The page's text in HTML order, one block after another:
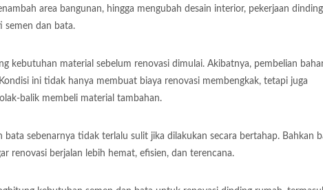
area bangunan, hingga mengubah desain interior, pekerjaan dinding
semen dan bata.
kebutuhan material sebelum renovasi dimulai. Akibatnya, pembelian
ini tidak hanya membuat biaya renovasi membengkak, tetapi juga
balik membeli material tambahan.
sebenarnya tidak terlalu sulit jika dilakukan secara bertahap. Bahkan
renovasi berjalan lebih hemat, efisien, dan terencana.